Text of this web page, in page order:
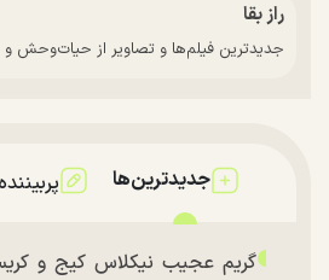
راز بقا
جدیدترین فیلم‌ها و تصاویر از حیات‌وحش و
جدیدترین‌ها
گریم عجیب نیکلاس کیج و